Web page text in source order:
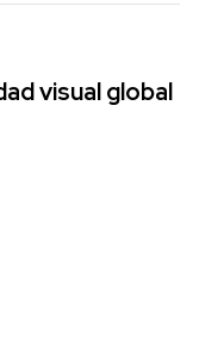
visual global